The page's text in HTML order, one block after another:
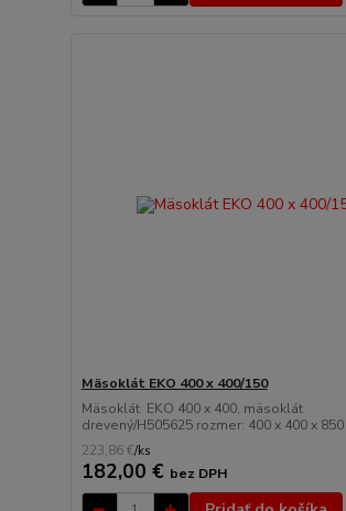
Mäsoklát EKO 400 x 400/150
Mäsoklát EKO 400 x 400, mäsoklát
drevený/H505625 rozmer: 400 x 400 x 850
223,86 €/ks
182,00 € bez DPH